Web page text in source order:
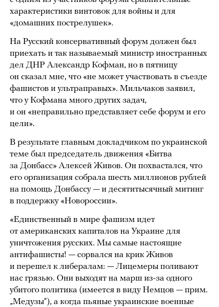
характеристики винтовок для войны и для
«домашних пострелушек».
На Русский консервативный форум должен был
приехать и так называемый министр иностранных
дел ДНР Александр Кофман, но в пятницу
он сказал мне, что «не может участвовать в съезде
фашистов и ультраправых». Мильчаков заявил,
что у Кофмана много других задач,
и он «неправильно представляет себе форум и его
цели».
В результате главным докладчиком по украинской
теме был председатель движения «Битва
за Донбасс» Алексей Живов. Он похвастался, что
его организация собрала шесть миллионов рублей
на помощь Донбассу — и десятитысячный митинг
в поддержку «Новороссии».
«Единственный в мире фашизм идет
от американских капиталов на Украине для
уничтожения русских. Мы самые настоящие
антифашисты! — сорвался на крик Живов
и перешел к либералам: — Лицемеры поливают
нас грязью. Они выходят на марш из-за одного
убитого политика (имеется в виду Немцов — прим.
„Медузы“), а когда пьяные украинские военные